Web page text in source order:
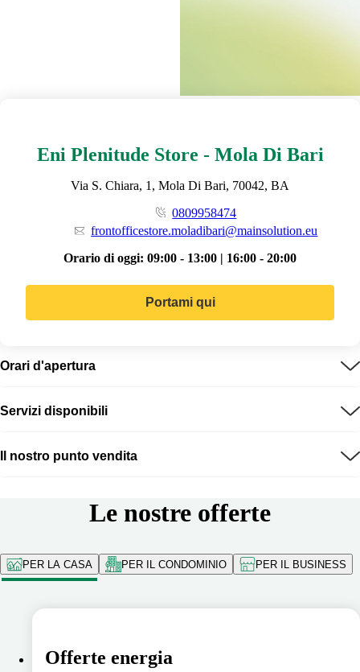
Eni Plenitude Store - Mola Di Bari
Via S. Chiara, 1, Mola Di Bari, 70042, BA
0809958474
frontofficestore.moladibari@mainsolution.eu
Orario di oggi: 09:00 - 13:00 | 16:00 - 20:00
Portami qui
Orari d'apertura
Servizi disponibili
Il nostro punto vendita
Le nostre offerte
PER LA CASA PER IL CONDOMINIO PER IL BUSINESS
Offerte energia